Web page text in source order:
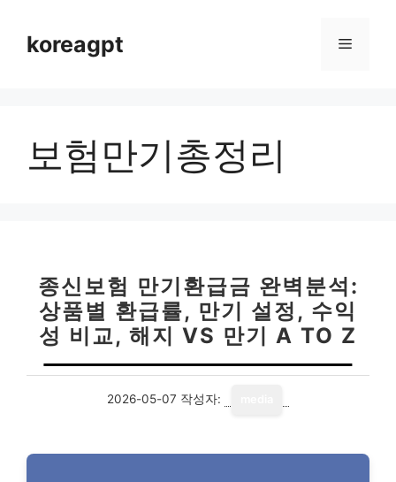
koreagpt 메
보험만기총정리
종신보험 만기환급금 완벽분석:
상품별 환급률, 만기 설정, 수익
성 비교, 해지 VS 만기 A TO Z
2026-05-07 작성자: